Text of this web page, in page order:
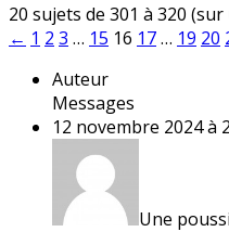
20 sujets de 301 à 320
← 1 2 3 … 15 16 17… 19 20
Auteur
Messages
12 novembre 2024 à
Une